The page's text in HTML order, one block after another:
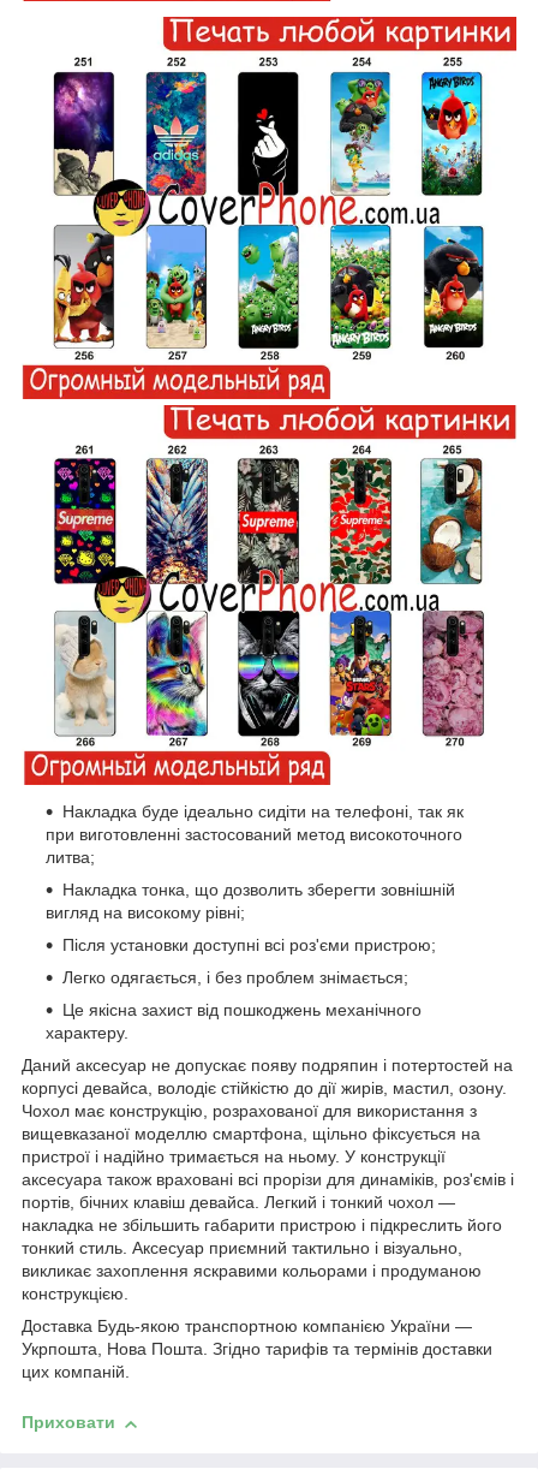
Накладка буде ідеально сидіти на телефоні, так як
при виготовленні застосований метод високоточного
литва;
Накладка тонка, що дозволить зберегти зовнішній
вигляд на високому рівні;
Після установки доступні всі роз'єми пристрою;
Легко одягається, і без проблем знімається;
Це якісна захист від пошкоджень механічного
характеру.
Даний аксесуар не допускає появу подряпин і потертостей на
корпусі девайса, володіє стійкістю до дії жирів, мастил, озону.
Чохол має конструкцію, розрахованої для використання з
вищевказаної моделлю смартфона, щільно фіксується на
пристрої і надійно тримається на ньому. У конструкції
аксесуара також враховані всі прорізи для динаміків, роз'ємів і
портів, бічних клавіш девайса. Легкий і тонкий чохол ―
накладка не збільшить габарити пристрою і підкреслить його
тонкий стиль. Аксесуар приємний тактильно і візуально,
викликає захоплення яскравими кольорами і продуманою
конструкцією.
Доставка Будь-якою транспортною компанією України ―
Укрпошта, Нова Пошта. Згідно тарифів та термінів доставки
цих компаній.
Приховати